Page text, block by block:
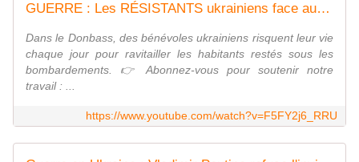
GUERRE : Les RÉSISTANTS ukrainiens face aux BOMBARDEMENTS russes - Reportage Complet - AT
Dans le Donbass, des bénévoles ukrainiens risquent leur vie
chaque jour pour ravitailler les habitants restés sous les
bombardements. 👉 Abonnez-vous pour soutenir notre
travail : ...
https://www.youtube.com/watch?v=F5FY2j6_RRU